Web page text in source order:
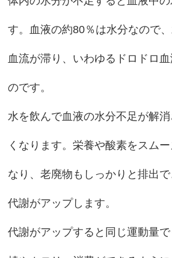
す。血液の約80％は水分なので
血流が滞り、いわゆるドロドロ
のです。
水を飲んで血液の水分不足が解
くなります。栄養や酸素をスム
なり、老廃物もしっかりと排出
代謝がアップします。
代謝がアップすると同じ運動量